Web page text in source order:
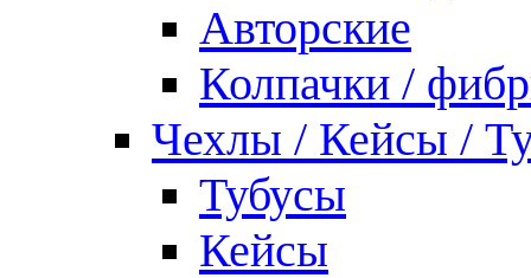
Авторские
Колпачки /
Чехлы / Кейсы /
Тубусы
Кейсы